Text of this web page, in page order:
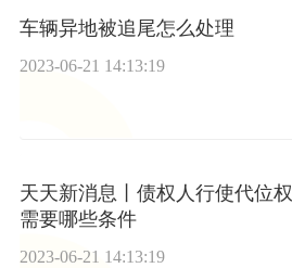
车辆异地被追尾怎么处理
2023-06-21 14:13:19
天天新消息丨债权人行使代位权
需要哪些条件
2023-06-21 14:13:19